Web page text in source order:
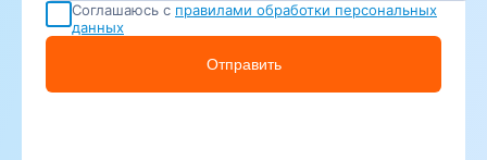
Соглашаюсь с правилами обработки персональных
данных
Отправить